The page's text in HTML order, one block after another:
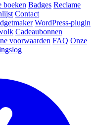
boeken Badges Reclame
Contact
WordPress-plugin
Cadeaubonnen
voorwaarden FAQ Onze